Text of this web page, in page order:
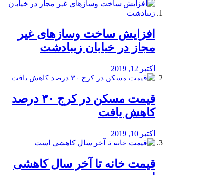
افزایش ساخت وسازهای غیر
مجاز در خیابان زیبادشت
اکتبر 12, 2019
️قیمت مسکن در کرج ۳۰ درصد
کاهش یافت
اکتبر 10, 2019
قیمت خانه تا آخر سال کاهشی